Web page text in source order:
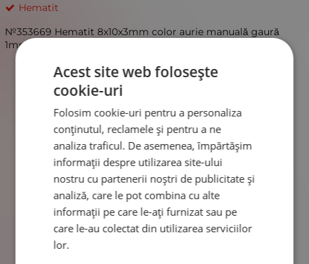
Hematit
№353669 Hematit 8x10x3mm color aurie manuală gaură
1mm 40cm ~48buc 1 brad
Acest site web folosește
cookie-uri
Folosim cookie-uri pentru a personaliza
conținutul, reclamele și pentru a ne
analiza traficul. De asemenea, împărtășim
informații despre utilizarea site-ului
nostru cu partenerii noștri de publicitate și
analiză, care le pot combina cu alte
informații pe care le-ați furnizat sau pe
care le-au colectat din utilizarea serviciilor
lor.